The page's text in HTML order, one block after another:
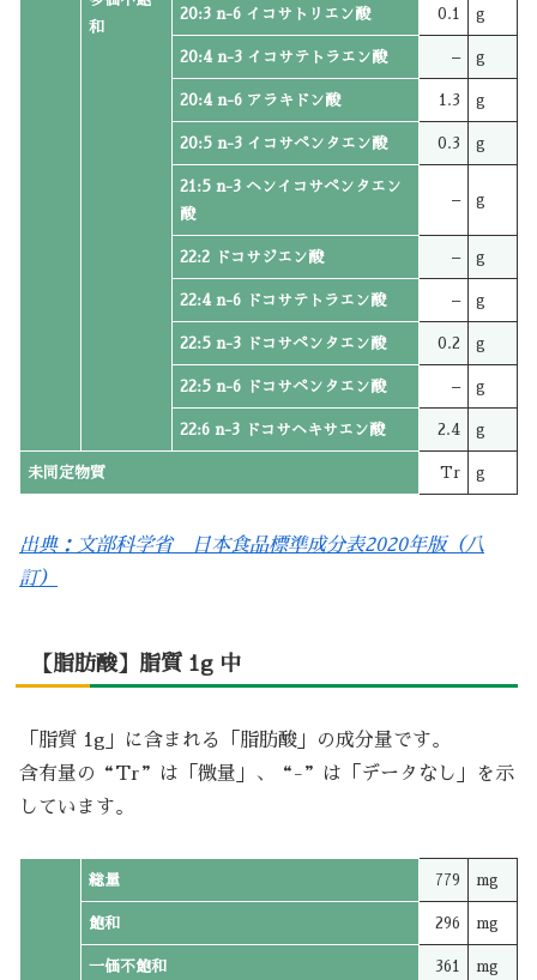
和
20:3 n-6 イコサトリエン酸 0.1 g
20:4 n-3 イコサテトラエン酸 – g
20:4 n-6 アラキドン酸 1.3 g
20:5 n-3 イコサペンタエン酸 0.3 g
21:5 n-3 ヘンイコサペンタエン
酸
– g
22:2 ドコサジエン酸 – g
22:4 n-6 ドコサテトラエン酸 – g
22:5 n-3 ドコサペンタエン酸 0.2 g
22:5 n-6 ドコサペンタエン酸 – g
22:6 n-3 ドコサヘキサエン酸 2.4 g
未同定物質 Tr g
出典：文部科学省 日本食品標準成分表2020年版（八
訂）
【脂肪酸】脂質 1g 中
「脂質 1g」に含まれる「脂肪酸」の成分量です。
含有量の“Tr”は「微量」、“-”は「データなし」を示
しています。
総量 779 mg
飽和 296 mg
一価不飽和 361 mg